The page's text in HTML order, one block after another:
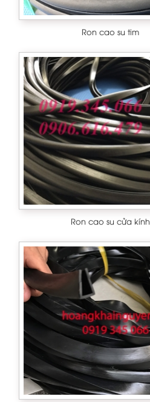
Cao su xốp
Thảm lót sàn
Cao su silicone
Amiang chịu nhiệt
Đệm chống va
Cao su cầu đường
Gia công cao su
Cao su chân máy
Ron cao su tim
Ron cao su cửa kính